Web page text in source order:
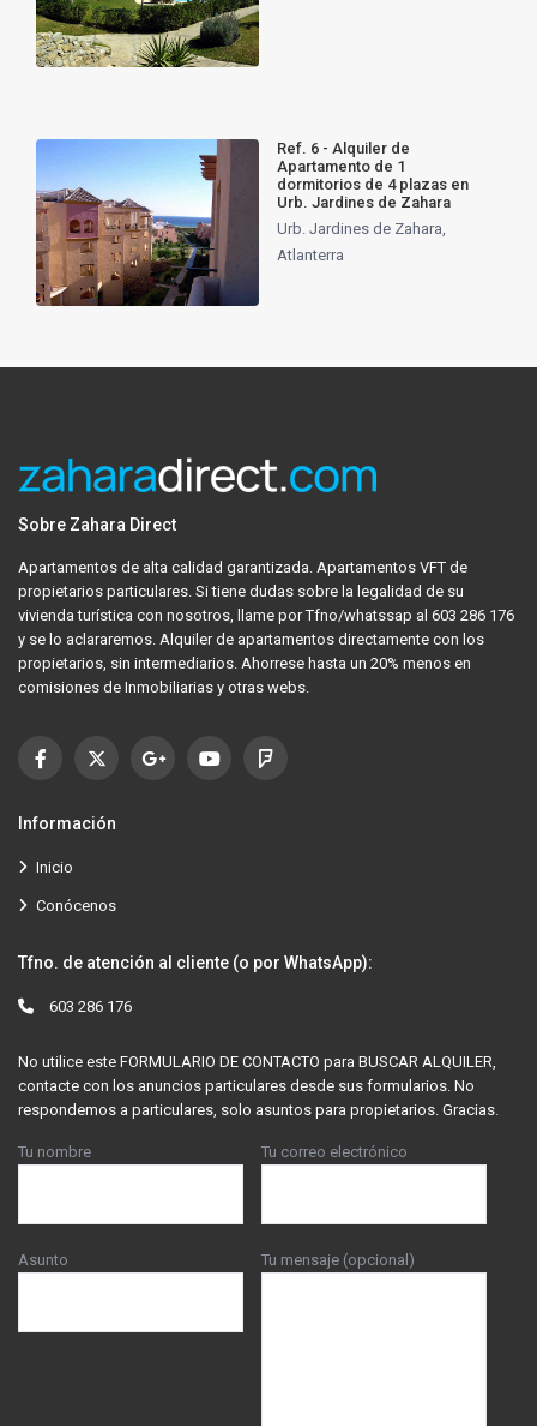
Ref. 6 - Alquiler de
Apartamento de 1
dormitorios de 4 plazas en
Urb. Jardines de Zahara
Urb. Jardines de Zahara
Atlanterra
Sobre Zahara Direct
Apartamentos de alta calidad garantizada. Apartamentos VFT de
propietarios particulares. Si tiene dudas sobre la legalidad de su
vivienda turística con nosotros, llame por Tfno/whatssap al 603 286 176
y se lo aclararemos. Alquiler de apartamentos directamente con los
propietarios, sin intermediarios. Ahorrese hasta un 20% menos en
comisiones de Inmobiliarias y otras webs.
Información
Inicio
Conócenos
Tfno. de atención al cliente (o por WhatsApp):
603 286 176
No utilice este FORMULARIO DE CONTACTO para BUSCAR ALQUILER,
contacte con los anuncios particulares desde sus formularios. No
respondemos a particulares, solo asuntos para propietarios. Gracias.
Tu nombre Tu correo electrónico
Asunto Tu mensaje (opcional)